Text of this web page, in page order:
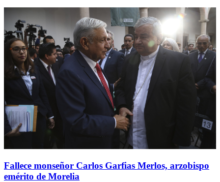
Fallece monseñor Carlos Garfias Merlos, arzobispo
emérito de Morelia